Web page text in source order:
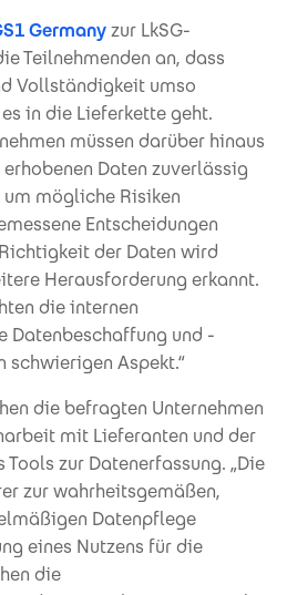
Germanyzur LkSG-
Teilnehmenden an, dass
Vollständigkeit umso
in die Lieferkette geht.
müssen darüber hinaus
Daten zuverlässig
mögliche Risiken
Entscheidungen
der Daten wird
Herausforderung erkannt.
die internen
Datenbeschaffung und -
Aspekt.“
die befragten Unternehmen
mit Lieferanten und der
zur Datenerfassung. „Die
zur wahrheitsgemäßen,
Datenpflege
eines Nutzens für die
die